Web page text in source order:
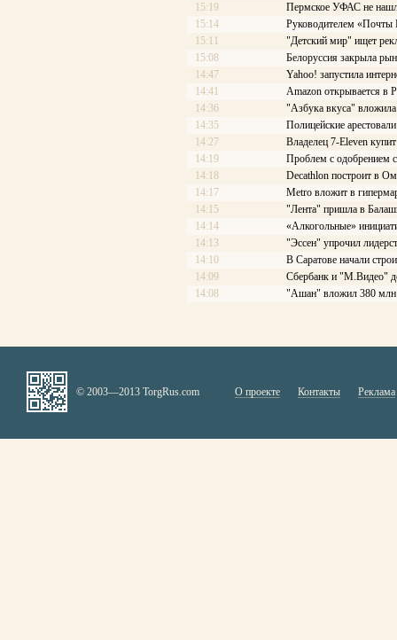
15:19
Пермское УФАС не
15:14
Руководителем «Почты
15:11
"Детский мир" ищет
15:08
Белоруссия закрыла
14:47
Yahoo! запустила
14:41
Amazon открывается в
14:36
"Азбука вкуса"
14:35
Полицейские
14:27
Владелец 7-Eleven
14:19
Проблем с одобрением
14:18
Decathlon построит в
14:17
Меtrо вложит в
14:15
"Лента" пришла в
14:14
«Алкогольные»
14:13
"Эссен" упрочил
14:10
В Саратове начали
14:09
Сбербанк и "М.Видео"
14:08
"Ашан" вложил 380 млн
© 2003—2013 TorgRus.com О проекте Контакты Реклама